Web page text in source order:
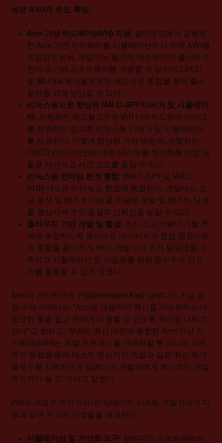
버전 9.50의 주요 특징:
Arm 가상 하드웨어(AVH) 지원: 클라우드에서 광범위
한 Arm 기반 하드웨어를 시뮬레이션하기 위해 AVH를
도입함으로써, 개발자는 물리적 하드웨어가 출시되기
전에 조기에 소프트웨어를 개발할 수 있으며 CI/CD
및 MLOps 워크플로우와 매끄러운 통합을 통해 출시
일정을 크게 앞당길 수 있다.
리눅스용으로 향상된 IAR C-SPY 디버거 및 시뮬레이
터: 자동화된 워크플로우와 IAR I-jet 하드웨어 디버그
를 지원하는 정교한 리눅스용 디버거 및 시뮬레이터
를 제공한다. 이렇게 향상된 기능 덕분에, 개발자는
CI/CD 파이프라인에 대한 테스트를 최적화해 작업 능
률을 개선하고 시간 소모를 줄일 수 있다.
리눅스용 런타임 분석 통합: IAR C-SPY 및 IAR C-
RUN 애드온이 리눅스 환경에 통합되어, 개발자는 고
급 분석 및 테스트 기능을 이용해 개발 및 테스트 단계
를 향상시켜 코드 품질과 신뢰성을 높일 수 있다.
클라우드 기반 개발 및 협업: 최신 소프트웨어 개발 추
세에 부합하도록 클라우드 네이티브와 협업 환경으로
의 통합을 용이하게 하여, 개발자가 원격 팀워크를 구
축하고 시뮬레이션 및 가상화를 위해 클라우드 인프
라를 활용할 수 있게 되었다.
Arm의 라인하르트 카일(Reinhard Keil) 임베디드 기술 담
당 수석 디렉터는 ”Arm은 개발자가 혁신을 가속화하는 데
필요한 툴을 쉽고 편하게 이용할 수 있도록 최선을 다하고
있다”고 밝히고, “IAR의 최신 버전에 통합된 Arm 가상 하
드웨어(AVH)는 개발 프로세스를 가속화할 뿐 아니라 지속
적인 통합을 통해 테스트 중심적인 개발과 같은 최신 워크
플로우를 지원하므로 임베디드 개발자에게 획기적인 게임
체인저가 될 것”이라고 말했다.
IAR의 새로운 버전 9.50은 임베디드 시스템 개발자에게 다
음과 같은 주요한 이점들을 제공한다:
시뮬레이션 및 가상화 도구: 임베디드 소프트웨어의